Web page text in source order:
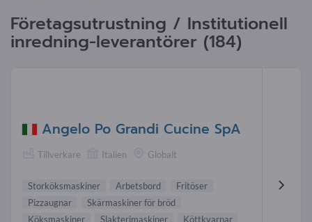
Företagsutrustning / Institutionell
inredning-leverantörer (184)
Angelo Po Grandi Cucine SpA
Tillverkare Italien Globalt
Storköksmaskiner Arbetsbord
Fritöser
Pizzaugnar
Skärmaskiner för bröd
Köksmaskiner
Slakterimaskiner
Köttkvarnar